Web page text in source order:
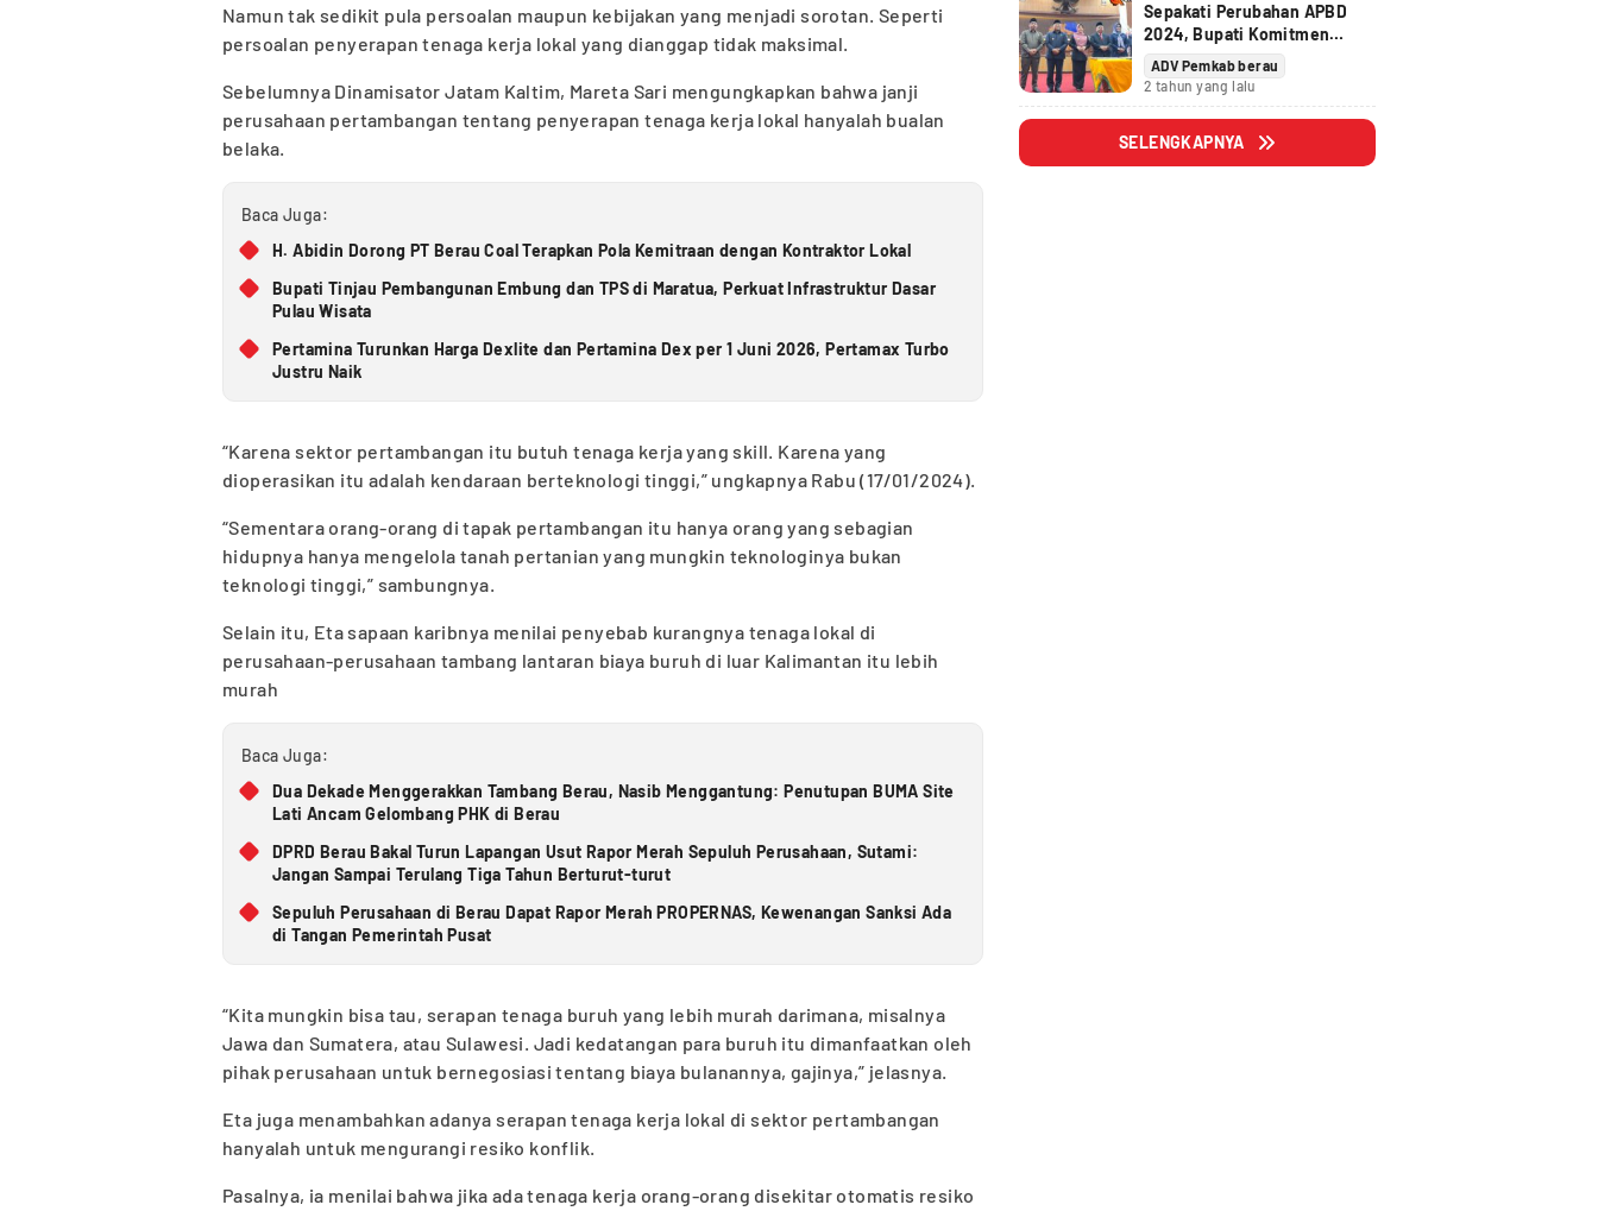
Namun tak sedikit pula persoalan maupun kebijakan yang menjadi sorotan. Seperti
persoalan penyerapan tenaga kerja lokal yang dianggap tidak maksimal.
Sebelumnya Dinamisator Jatam Kaltim, Mareta Sari mengungkapkan bahwa janji
perusahaan pertambangan tentang penyerapan tenaga kerja lokal hanyalah bualan
belaka.
Baca Juga:
H. Abidin Dorong PT Berau Coal Terapkan Pola Kemitraan dengan Kontraktor Lokal
Bupati Tinjau Pembangunan Embung dan TPS di Maratua, Perkuat Infrastruktur Dasar
Pulau Wisata
Pertamina Turunkan Harga Dexlite dan Pertamina Dex per 1 Juni 2026, Pertamax Turbo
Justru Naik
“Karena sektor pertambangan itu butuh tenaga kerja yang skill. Karena yang
dioperasikan itu adalah kendaraan berteknologi tinggi,” ungkapnya Rabu (17/01/2024).
“Sementara orang-orang di tapak pertambangan itu hanya orang yang sebagian
hidupnya hanya mengelola tanah pertanian yang mungkin teknologinya bukan
teknologi tinggi,” sambungnya.
Selain itu, Eta sapaan karibnya menilai penyebab kurangnya tenaga lokal di
perusahaan-perusahaan tambang lantaran biaya buruh di luar Kalimantan itu lebih
murah
Baca Juga:
Dua Dekade Menggerakkan Tambang Berau, Nasib Menggantung: Penutupan BUMA Site
Lati Ancam Gelombang PHK di Berau
DPRD Berau Bakal Turun Lapangan Usut Rapor Merah Sepuluh Perusahaan, Sutami:
Jangan Sampai Terulang Tiga Tahun Berturut-turut
Sepuluh Perusahaan di Berau Dapat Rapor Merah PROPERNAS, Kewenangan Sanksi Ada
di Tangan Pemerintah Pusat
“Kita mungkin bisa tau, serapan tenaga buruh yang lebih murah darimana, misalnya
Jawa dan Sumatera, atau Sulawesi. Jadi kedatangan para buruh itu dimanfaatkan oleh
pihak perusahaan untuk bernegosiasi tentang biaya bulanannya, gajinya,” jelasnya.
Eta juga menambahkan adanya serapan tenaga kerja lokal di sektor pertambangan
hanyalah untuk mengurangi resiko konflik.
Pasalnya, ia menilai bahwa jika ada tenaga kerja orang-orang disekitar otomatis resiko
Sepakati Perubahan APBD
2024, Bupati Komitmen
Tindak Lanjuti Pandangan
Fraksi
ADV Pemkab berau
2 tahun yang lalu
SELENGKAPNYA